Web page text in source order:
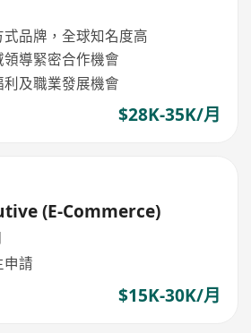
品牌，全球知名度高
導緊密合作機會
及職業發展機會
$28K-35K/月
(E-Commerce)
申請
$15K-30K/月